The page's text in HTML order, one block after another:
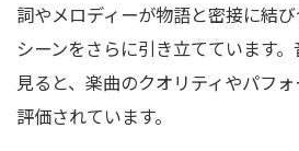
詞やメロディーが物語と密接に結
シーンをさらに引き立てています
見ると、楽曲のクオリティやパフ
評価されています。